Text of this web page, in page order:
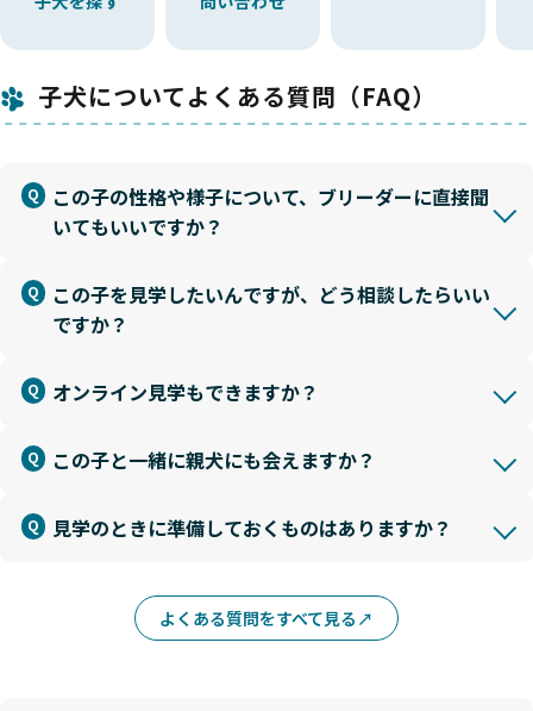
子犬についてよくある質問（FAQ）
この子の性格や様子について、ブリーダーに直接聞
いてもいいですか？
この子を見学したいんですが、どう相談したらいい
ですか？
オンライン見学もできますか？
この子と一緒に親犬にも会えますか？
見学のときに準備しておくものはありますか？
よくある質問をすべて見る